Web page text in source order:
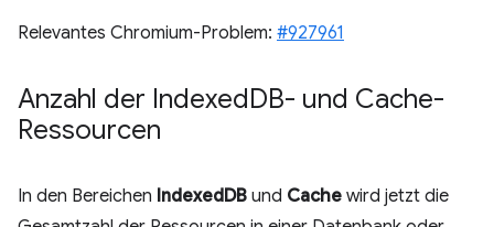
Relevantes Chromium-Problem: #927961
Anzahl der IndexedDB- und Cache-
Ressourcen
In den Bereichen IndexedDB und Cache wird jetzt die